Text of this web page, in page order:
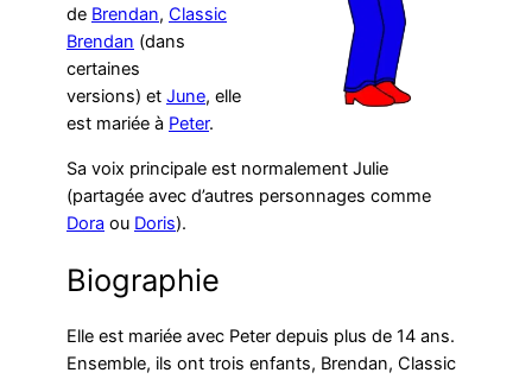
de Brendan, Classic
Brendan (dans
certaines
versions) et June, elle
est mariée à Peter.
Sa voix principale est normalement Julie
(partagée avec d’autres personnages comme
Dora ou Doris).
Biographie
Elle est mariée avec Peter depuis plus de 14 ans.
Ensemble, ils ont trois enfants, Brendan, Classic